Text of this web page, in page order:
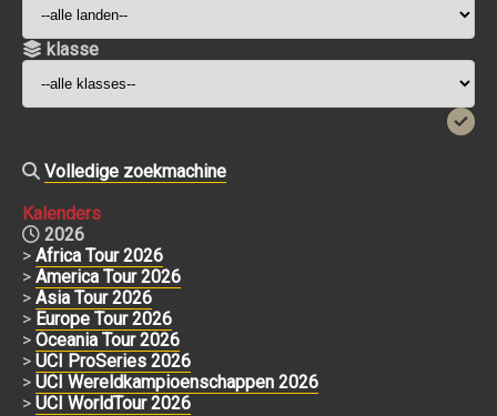
klasse
Volledige zoekmachine
Kalenders
2026
> Africa Tour 2026
> America Tour 2026
> Asia Tour 2026
> Europe Tour 2026
> Oceania Tour 2026
> UCI ProSeries 2026
> UCI Wereldkampioenschappen 2026
> UCI WorldTour 2026